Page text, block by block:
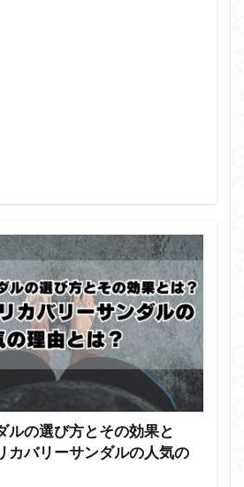
ルの選び方とその効果と
カバリーサンダルの人気の